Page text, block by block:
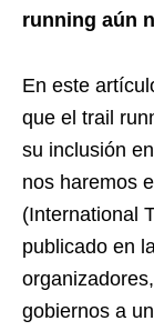
running aún
En este
que el trail
su inclusión
nos haremos
(International
publicado en
gobiernos a